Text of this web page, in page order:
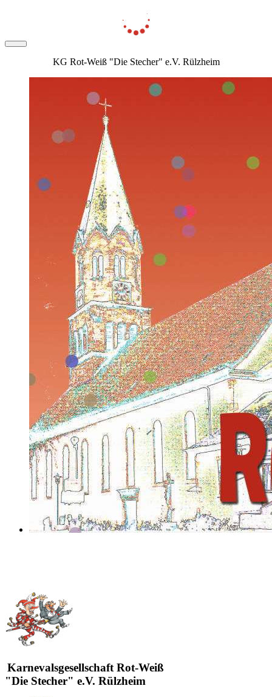
KG Rot-Weiß "Die Stecher" e.V. Rülzheim
Karnevalsgesellschaft Rot-Weiß
"Die Stecher" e.V. Rülzheim